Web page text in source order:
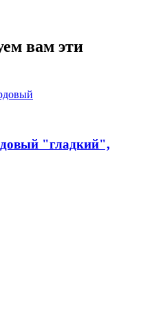
вам эти
"гладкий",